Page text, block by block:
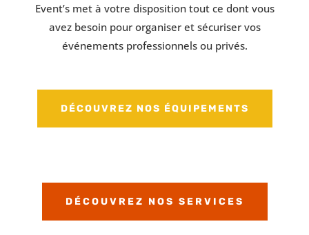
Event’s met à votre disposition tout ce dont vous
avez besoin pour organiser et sécuriser vos
événements professionnels ou privés.
DÉCOUVREZ NOS ÉQUIPEMENTS
DÉCOUVREZ NOS SERVICES